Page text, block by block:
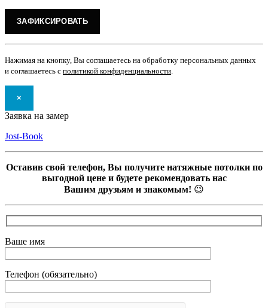
Нажимая на кнопку, Вы соглашаетесь на обработку персональных данных
и соглашаетесь с политикой конфиденциальности
×
Заявка на замер
Jost-Book
Оставив свой телефон, Вы получите натяжные потолки по
выгодной цене и будете рекомендовать нас
Вашим друзьям и знакомым! 😉
Ваше имя
Телефон (обязательно)